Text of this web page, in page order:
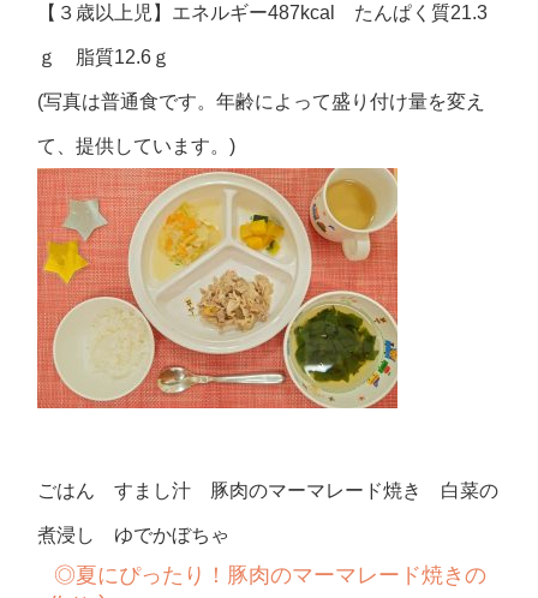
【３歳以上児】エネルギー487kcal たんぱく質21.3
ｇ 脂質12.6ｇ
(写真は普通食です。年齢によって盛り付け量を変え
て、提供しています。)
ごはん すまし汁 豚肉のマーマレード焼き 白菜の
煮浸し ゆでかぼちゃ
◎夏にぴったり！豚肉のマーマレード焼きの